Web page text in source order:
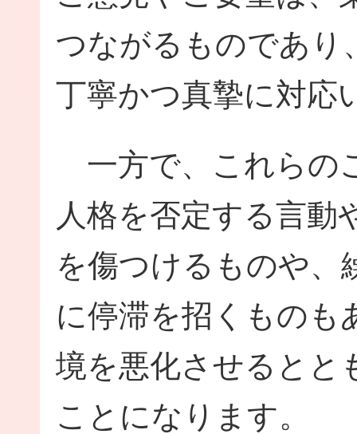
つながるものであり
丁寧かつ真摯に対応
一方で、これらの
人格を否定する言動
を傷つけるものや、
に停滞を招くものも
境を悪化させるとと
ことになります。